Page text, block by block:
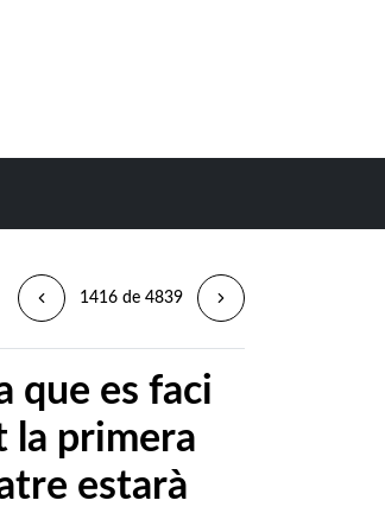
1416 de 4839
que es faci
la primera
estarà